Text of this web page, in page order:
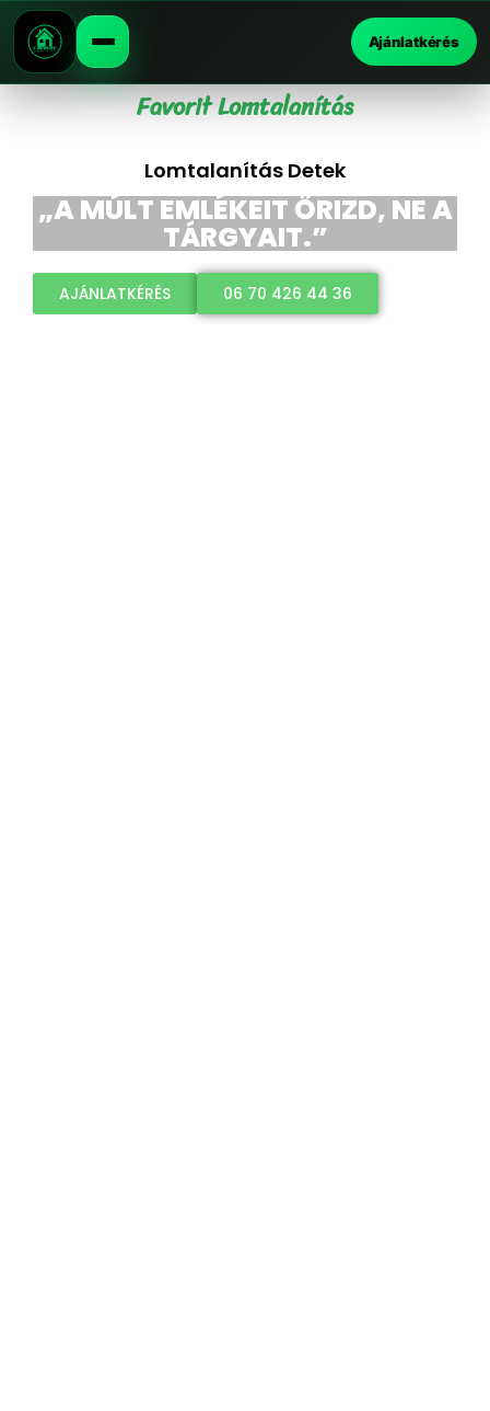
Ajánlatkérés
Favorit Lomtalanítás
Lomtalanítás Detek
„A MÚLT EMLÉKEIT ŐRIZD, NE A
TÁRGYAIT.”
AJÁNLATKÉRÉS 06 70 426 44 36